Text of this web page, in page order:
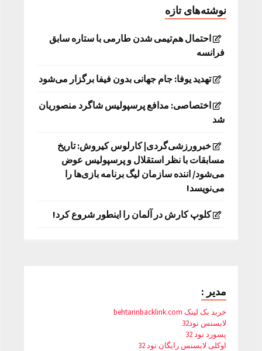
نوشته‌های تازه
احتمال هم‌تیمی شدن طارمی با ستاره سابق
فرانسه
تهدید یوفا: جام جهانی بدون فیفا برگزار می‌شود
اختصاصی: مدافع پرسپولیس شاگرد منصوریان
شد
خبرورزشی‌گردی| کارلوس کیروش: تاریخ
مسابقات با نظر استقلال و پرسپولیس عوض
می‌شود/ اننده سازمان لیگ برنامه بازی‌ها را
می‌نویسد!
کلوپ کارش در آلمان را اینطور شروع کرد!
مدیر :
خرید بک لینک behtarinbacklink.com
لایسنس نود32
پسورد نود 32
اوکلی لایسنس رایگان نود 32